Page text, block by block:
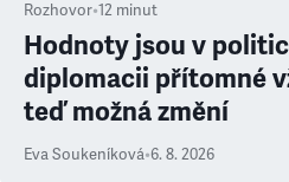
Rozhovor•12 minut
Hodnoty jsou v
diplomacii přítomné
teď možná změní
Eva Soukeníková•6. 8. 2026